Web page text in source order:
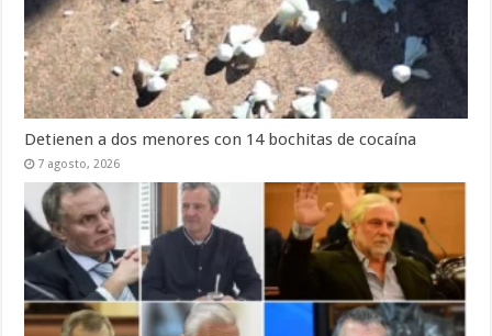
Detienen a dos menores con 14 bochitas de cocaína
7 agosto, 2026